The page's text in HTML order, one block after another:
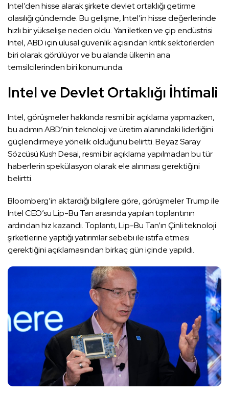
Intel’den hisse alarak şirkete devlet ortaklığı getirme
olasılığı gündemde. Bu gelişme, Intel’in hisse değerlerinde
hızlı bir yükselişe neden oldu. Yarı iletken ve çip endüstrisi
Intel, ABD için ulusal güvenlik açısından kritik sektörlerden
biri olarak görülüyor ve bu alanda ülkenin ana
temsilcilerinden biri konumunda.
Intel ve Devlet Ortaklığı İhtimali
Intel, görüşmeler hakkında resmi bir açıklama yapmazken,
bu adımın ABD’nin teknoloji ve üretim alanındaki liderliğini
güçlendirmeye yönelik olduğunu belirtti. Beyaz Saray
Sözcüsü Kush Desai, resmi bir açıklama yapılmadan bu tür
haberlerin spekülasyon olarak ele alınması gerektiğini
belirtti.
Bloomberg’in aktardığı bilgilere göre, görüşmeler Trump ile
Intel CEO’su Lip-Bu Tan arasında yapılan toplantının
ardından hız kazandı. Toplantı, Lip-Bu Tan’ın Çinli teknoloji
şirketlerine yaptığı yatırımlar sebebi ile istifa etmesi
gerektiğini açıklamasından birkaç gün içinde yapıldı.